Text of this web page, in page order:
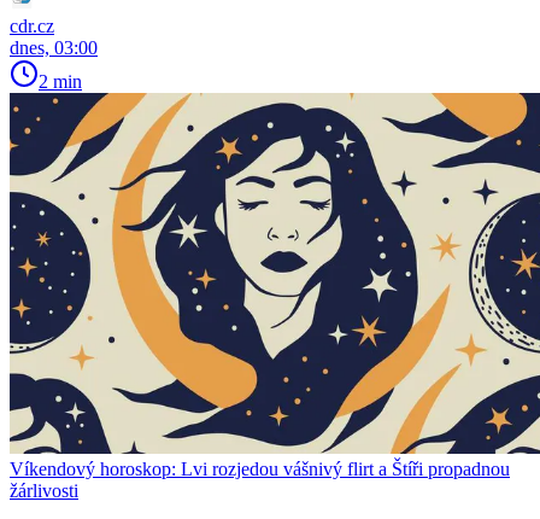
cdr.cz
dnes, 03:00
2 min
Víkendový horoskop: Lvi rozjedou vášnivý flirt a Štíři propadnou
žárlivosti